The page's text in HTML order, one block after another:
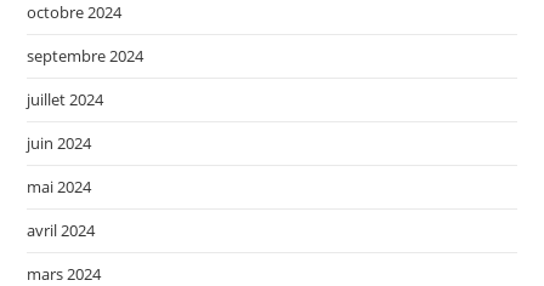
octobre 2024
septembre 2024
juillet 2024
juin 2024
mai 2024
avril 2024
mars 2024